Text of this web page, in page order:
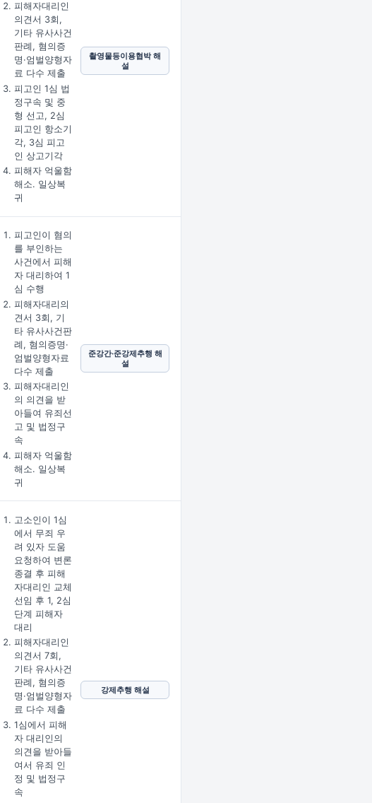
피해자대리인
의견서 3회,
기타 유사사건
판례, 혐의증
명·엄벌양형자
료 다수 제출
피고인 1심 법
정구속 및 중
형 선고, 2심
피고인 항소기
각, 3심 피고
인 상고기각
피해자 억울함
해소. 일상복
귀
촬영물등이용협박 해
설
피고인이 혐의
를 부인하는
사건에서 피해
자 대리하여 1
심 수행
피해자대리의
견서 3회, 기
타 유사사건판
례, 혐의증명·
엄벌양형자료
다수 제출
피해자대리인
의 의견을 받
아들여 유죄선
고 및 법정구
속
피해자 억울함
해소. 일상복
귀
준강간·준강제추행 해
설
고소인이 1심
에서 무죄 우
려 있자 도움
요청하여 변론
종결 후 피해
자대리인 교체
선임 후 1, 2심
단계 피해자
대리
피해자대리인
의견서 7회,
기타 유사사건
판례, 혐의증
명·엄벌양형자
료 다수 제출
1심에서 피해
자 대리인의
의견을 받아들
여서 유죄 인
정 및 법정구
속
강제추행 해설